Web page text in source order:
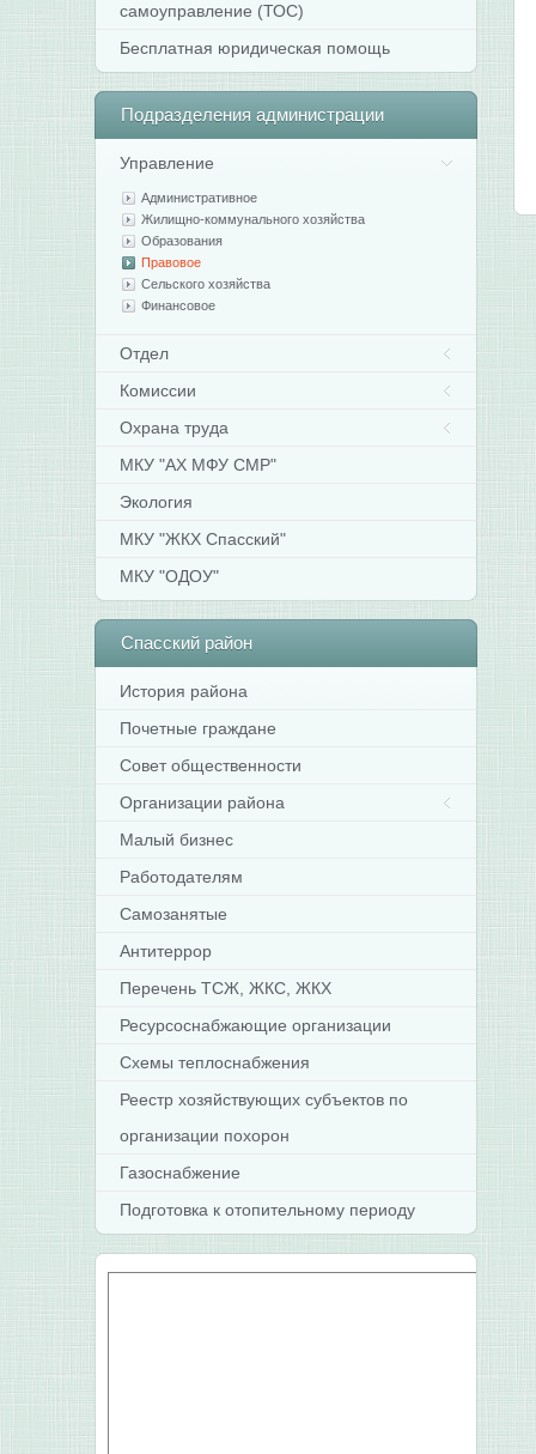
самоуправление (ТОС)
Бесплатная юридическая помощь
Подразделения администрации
Управление
Административное
Жилищно-коммунального хозяйства
Образования
Правовое
Сельского хозяйства
Финансовое
Отдел
Комиссии
Охрана труда
МКУ "АХ МФУ СМР"
Экология
МКУ "ЖКХ Спасский"
МКУ "ОДОУ"
Спасскийрайон
История района
Почетные граждане
Совет общественности
Организации района
Малый бизнес
Работодателям
Самозанятые
Антитеррор
Перечень ТСЖ, ЖКС, ЖКХ
Ресурсоснабжающие организации
Схемы теплоснабжения
Реестр хозяйствующих субъектов по
организации похорон
Газоснабжение
Подготовка к отопительному периоду